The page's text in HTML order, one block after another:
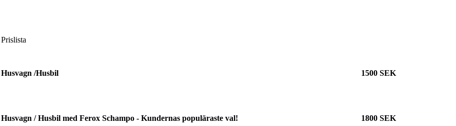
Prislista
Husvagn /Husbil 1500 SEK
Husvagn / Husbil med Ferox Schampo - Kundernas populäraste val!
1800 SEK